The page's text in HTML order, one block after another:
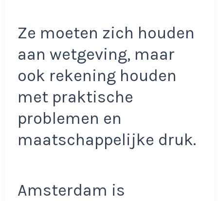
Ze moeten zich houden
aan wetgeving, maar
ook rekening houden
met praktische
problemen en
maatschappelijke druk.
Amsterdam is